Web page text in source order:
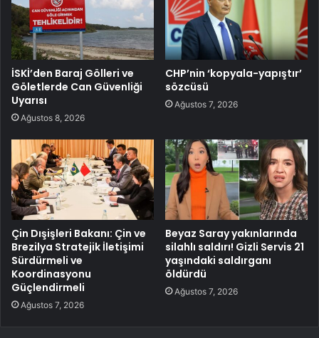
İSKİ’den Baraj Gölleri ve
Göletlerde Can Güvenliği
Uyarısı
Ağustos 8, 2026
CHP’nin ‘kopyala-yapıştır’
sözcüsü
Ağustos 7, 2026
Çin Dışişleri Bakanı: Çin ve
Brezilya Stratejik İletişimi
Sürdürmeli ve
Koordinasyonu
Güçlendirmeli
Ağustos 7, 2026
Beyaz Saray yakınlarında
silahlı saldırı! Gizli Servis 21
yaşındaki saldırganı
öldürdü
Ağustos 7, 2026